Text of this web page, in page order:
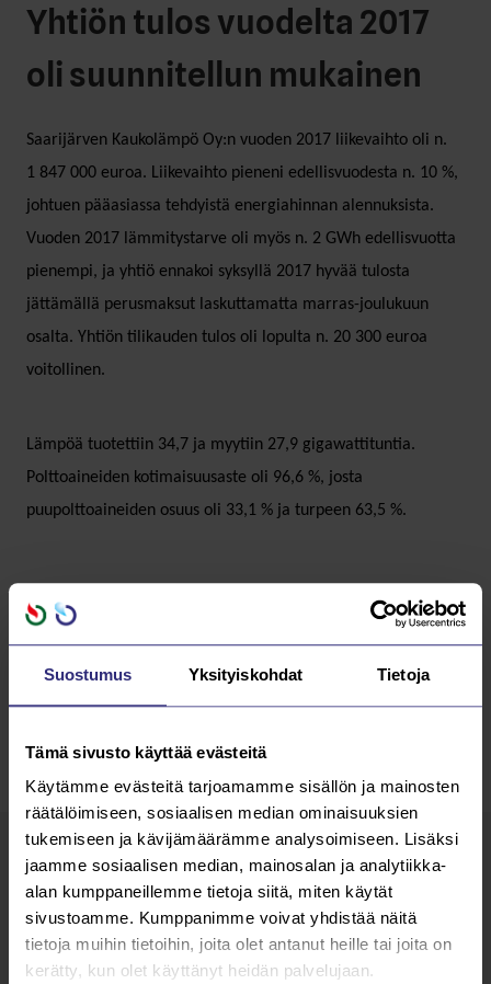
Suostumus Yksityiskohdat Tietoja
Tämä sivusto käyttää evästeitä
Käytämme evästeitä tarjoamamme sisällön ja mainosten
räätälöimiseen, sosiaalisen median ominaisuuksien
tukemiseen ja kävijämäärämme analysoimiseen. Lisäksi
jaamme sosiaalisen median, mainosalan ja analytiikka-
alan kumppaneillemme tietoja siitä, miten käytät
sivustoamme. Kumppanimme voivat yhdistää näitä
tietoja muihin tietoihin, joita olet antanut heille tai joita on
kerätty, kun olet käyttänyt heidän palvelujaan.
Yhtiön tulos vuodelta 2017
oli suunnitellun mukainen
Saarijärven Kaukolämpö Oy:n vuoden 2017 liikevaihto oli n.
1 847 000 euroa. Liikevaihto pieneni edellisvuodesta n. 10 %,
johtuen pääasiassa tehdyistä energiahinnan alennuksista.
Vuoden 2017 lämmitystarve oli myös n. 2 GWh edellisvuotta
pienempi, ja yhtiö ennakoi syksyllä 2017 hyvää tulosta
jättämällä perusmaksut laskuttamatta marras-joulukuun
osalta. Yhtiön tilikauden tulos oli lopulta n. 20 300 euroa
voitollinen.
Lämpöä tuotettiin 34,7 ja myytiin 27,9 gigawattituntia.
Polttoaineiden kotimaisuusaste oli 96,6 %, josta
puupolttoaineiden osuus oli 33,1 % ja turpeen 63,5 %.
AJANKOHTAISTA Lue kaikki
10.12.2025